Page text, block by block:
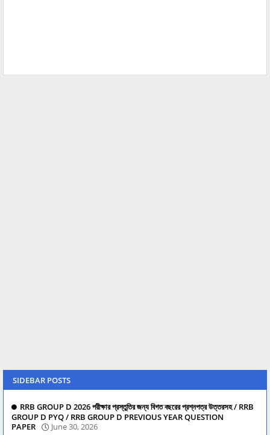
SIDEBAR POSTS
RRB GROUP D 2026 পরীক্ষার প্রস্তুতির জন্য বিগত বছরের প্রশ্নপত্র উত্তরসহ / RRB
GROUP D PYQ / RRB GROUP D PREVIOUS YEAR QUESTION
PAPER
June 30, 2026